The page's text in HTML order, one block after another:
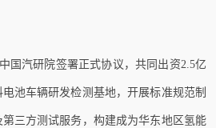
国汽研院签署正式协议，共同出资2.5亿
池车辆研发检测基地，开展标准规范制
三方测试服务，构建成为华东地区氢能